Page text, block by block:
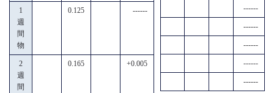
1
週
間
物
0.125 ------
2
週
間
0.165 +0.005
------
------
------
------
------